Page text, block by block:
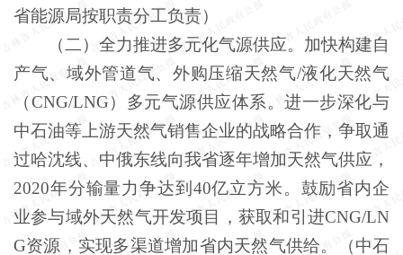
省能源局按职责分工负责）
（二）全力推进多元化气源供应。加快构建自
产气、域外管道气、外购压缩天然气/液化天然气
（CNG/LNG）多元气源供应体系。进一步深化与
中石油等上游天然气销售企业的战略合作，争取通
过哈沈线、中俄东线向我省逐年增加天然气供应，
2020年分输量力争达到40亿立方米。鼓励省内企
业参与域外天然气开发项目，获取和引进CNG/LN
G资源，实现多渠道增加省内天然气供给。（中石